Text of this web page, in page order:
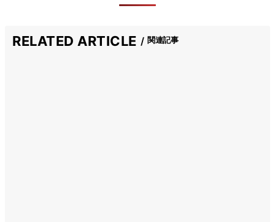
RELATED ARTICLE 関連記事